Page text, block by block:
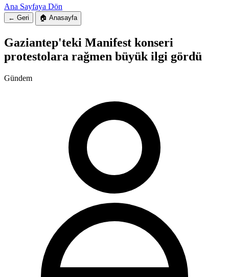
Ana Sayfaya Dön
← Geri 🏠 Anasayfa
Gaziantep'teki Manifest konseri
protestolara rağmen büyük ilgi gördü
Gündem